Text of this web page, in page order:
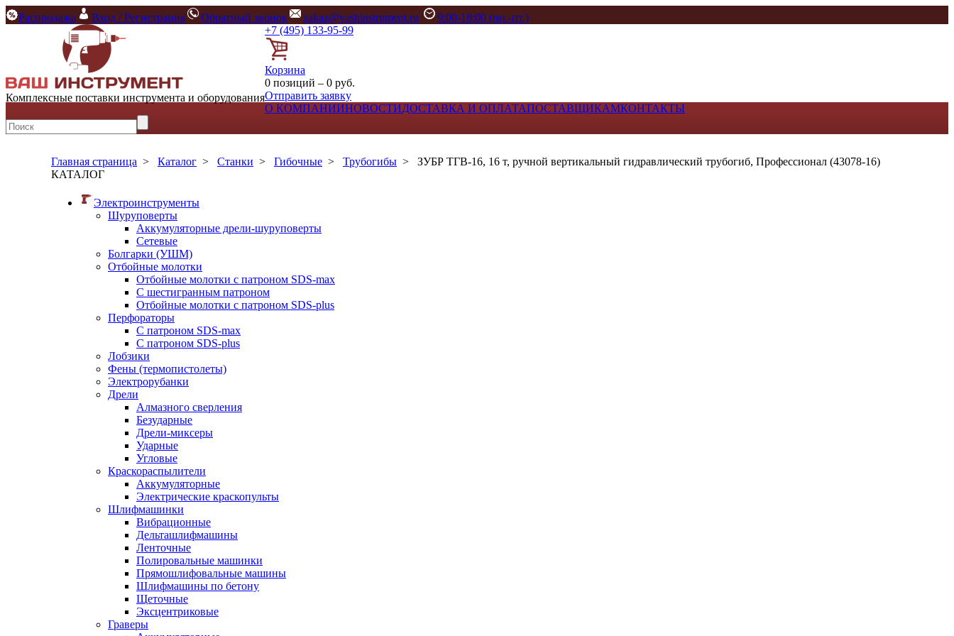
Распродажа Вход / Регистрация Обратный звонок zakaz@vashinstrument.ru 9:00-18:00 (пн.-пт.)
Комплексные поставки инструмента и оборудования
+7 (495) 133-95-99
Корзина
0 позиций – 0 руб.
Отправить заявку
О КОМПАНИИНОВОСТИДОСТАВКА И ОПЛАТАПОСТАВЩИКАМКОНТАКТЫ
Главная страница > Каталог > Станки > Гибочные > Трубогибы > ЗУБР ТГВ-16, 16 т, ручной вертикальный гидравлический трубогиб, Профессионал (43078-16)
КАТАЛОГ
Электроинструменты
Шуруповерты
Аккумуляторные дрели-шуруповерты
Сетевые
Болгарки (УШМ)
Отбойные молотки
Отбойные молотки с патроном SDS-max
С шестигранным патроном
Отбойные молотки с патроном SDS-plus
Перфораторы
С патроном SDS-max
С патроном SDS-plus
Лобзики
Фены (термопистолеты)
Электрорубанки
Дрели
Алмазного сверления
Безударные
Дрели-миксеры
Ударные
Угловые
Краскораспылители
Аккумуляторные
Электрические краскопульты
Шлифмашинки
Вибрационные
Дельташлифмашины
Ленточные
Полировальные машинки
Прямошлифовальные машины
Шлифмашины по бетону
Щеточные
Эксцентриковые
Граверы